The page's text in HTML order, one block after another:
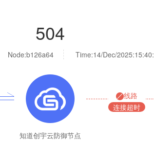
504
Node:b126a64 Time:14/Dec/
知道创宇云防御节点
线路
连接超时